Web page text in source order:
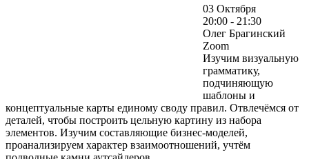
03 Октября
20:00 - 21:30
Олег Брагинский
Zoom
Изучим визуальную
грамматику,
подчиняющую
шаблоны и
концептуальные карты единому своду правил. Отвлечёмся от
деталей, чтобы построить цельную картину из набора
элементов. Изучим составляющие бизнес-моделей,
проанализируем характер взаимоотношений, учтём